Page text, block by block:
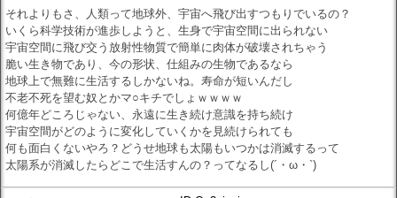
それよりもさ、人類って地球外、宇宙へ飛び出すつもりでいるの？
いくら科学技術が進歩しようと、生身で宇宙空間に出られない
宇宙空間に飛び交う放射性物質で簡単に肉体が破壊されちゃう
脆い生き物であり、今の形状、仕組みの生物であるなら
地球上で無難に生活するしかないね。寿命が短いんだし
不老不死を望む奴とかマ○キチでしょｗｗｗｗ
何億年どころじゃない、永遠に生き続け意識を持ち続け
宇宙空間がどのように変化していくかを見続けられても
何も面白くないやろ？どうせ地球も太陽もいつかは消滅するって
太陽系が消滅したらどこで生活すんの？ってなるし(´・ω・`)